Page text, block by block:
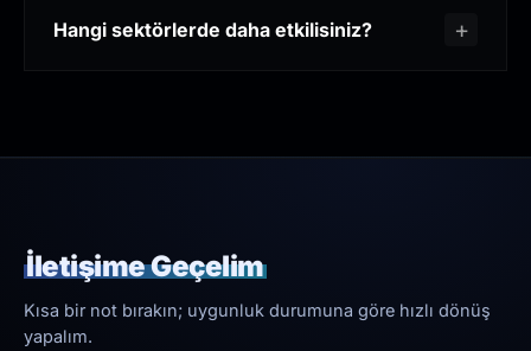
Hangi sektörlerde daha etkilisiniz?
İletişime Geçelim
Kısa bir not bırakın; uygunluk durumuna göre hızlı dönüş
yapalım.